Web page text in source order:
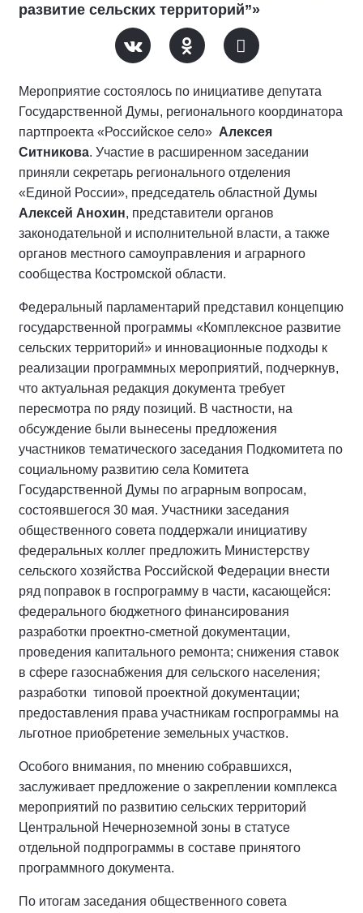
развитие сельских территорий”»
Мероприятие состоялось по инициативе депутата
Государственной Думы, регионального координатора
партпроекта «Российское село» Алексея
Ситникова. Участие в расширенном заседании
приняли секретарь регионального отделения
«Единой России», председатель областной Думы
Алексей Анохин, представители органов
законодательной и исполнительной власти, а также
органов местного самоуправления и аграрного
сообщества Костромской области.
Федеральный парламентарий представил концепцию
государственной программы «Комплексное развитие
сельских территорий» и инновационные подходы к
реализации программных мероприятий, подчеркнув,
что актуальная редакция документа требует
пересмотра по ряду позиций. В частности, на
обсуждение были вынесены предложения
участников тематического заседания Подкомитета по
социальному развитию села Комитета
Государственной Думы по аграрным вопросам,
состоявшегося 30 мая. Участники заседания
общественного совета поддержали инициативу
федеральных коллег предложить Министерству
сельского хозяйства Российской Федерации внести
ряд поправок в госпрограмму в части, касающейся:
федерального бюджетного финансирования
разработки проектно-сметной документации,
проведения капитального ремонта; снижения ставок
в сфере газоснабжения для сельского населения;
разработки типовой проектной документации;
предоставления права участникам госпрограммы на
льготное приобретение земельных участков.
Особого внимания, по мнению собравшихся,
заслуживает предложение о закреплении комплекса
мероприятий по развитию сельских территорий
Центральной Нечерноземной зоны в статусе
отдельной подпрограммы в составе принятого
программного документа.
По итогам заседания общественного совета